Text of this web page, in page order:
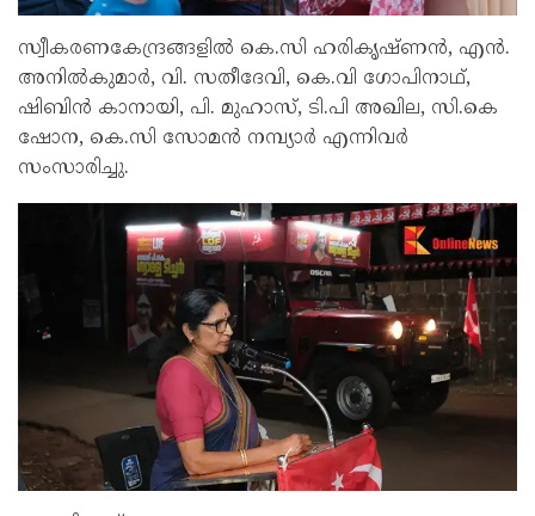
സ്വീകരണകേന്ദ്രങ്ങളിൽ കെ.സി ഹരികൃഷ്ണൻ, എൻ.
അനിൽകുമാർ, വി. സതീദേവി, കെ.വി ഗോപിനാഥ്,
ഷിബിൻ കാനായി, പി. മുഹാസ്, ടി.പി അഖില, സി.കെ
ഷോന, കെ.സി സോമൻ നമ്പ്യാർ എന്നിവർ
സംസാരിച്ചു.